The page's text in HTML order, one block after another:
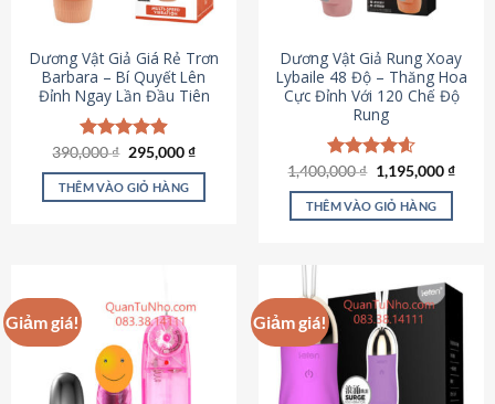
Dương Vật Giả Giá Rẻ Trơn
Barbara – Bí Quyết Lên
Đỉnh Ngay Lần Đầu Tiên
Được xếp
hạng4.90
5 sao
390,000₫ Giá
là:
390,000 ₫.
295,000₫Giá
tại
THÊM VÀO GIỎ HÀNG
Dương Vật Giả Rung Xoay
Lybaile 48 Độ – Thăng Hoa
Cực Đỉnh Với 120 Chế Độ
Rung
Được xếp
hạng4.62
5 sao
1,400,000₫ Giá
gốc
là:
1,400,000 ₫.
1,195,000₫Giá
THÊM VÀO GIỎ HÀNG
Giảm giá! Giảm giá!